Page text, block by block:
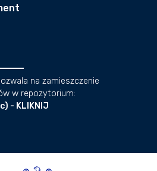
na zamieszczenie
w repozytorium:
- KLIKNIJ